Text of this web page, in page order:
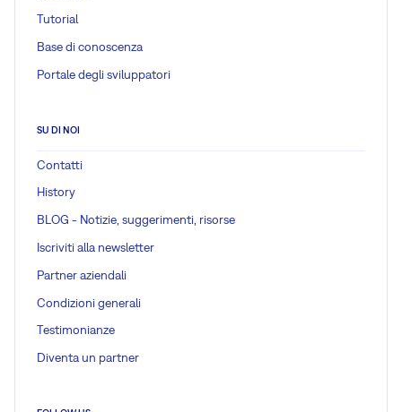
Tutorial
Base di conoscenza
Portale degli sviluppatori
SU DI NOI
Contatti
History
BLOG - Notizie, suggerimenti, risorse
Iscriviti alla newsletter
Partner aziendali
Condizioni generali
Testimonianze
Diventa un partner